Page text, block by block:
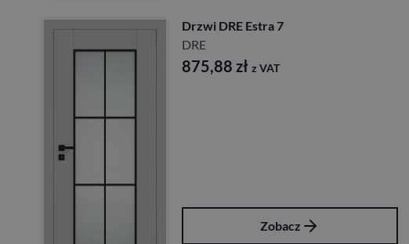
Drzwi DRE Estra 7
DRE
875,88 zł z VAT
Zobacz